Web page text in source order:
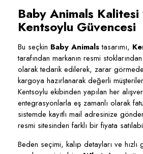
Baby Animals Kalitesi
Kentsoylu Güvencesi
Bu seçkin Baby Animalstasarımı,
tarafından markanın resmi
olarak tedarik edilerek, zarar
kargoya hazırlanarak değerli
Kentsoylu ekibinden yapılan her
entegrasyonlarla eş zamanlı olarak
sistemde kayıtlı mail adresinize
resmi sitesinden farklı bir fiyata
Beden seçimi, kalıp detayları ve hızlı